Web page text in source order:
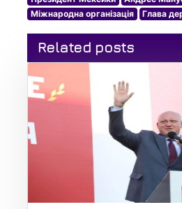
Міжнародна організація
Глава
Related posts